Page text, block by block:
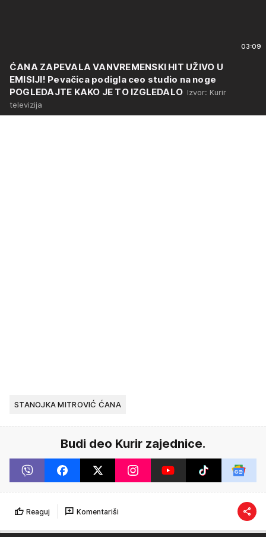
03:09
ĆANA ZAPEVALA VANVREMENSKI HIT UŽIVO U
EMISIJI! Pevačica podigla ceo studio na noge
POGLEDAJTE KAKO JE TO IZGLEDALO Izvor: Kurir
televizija
STANOJKA MITROVIĆ ĆANA
Budi deo Kurir zajednice.
Reaguj Komentariši